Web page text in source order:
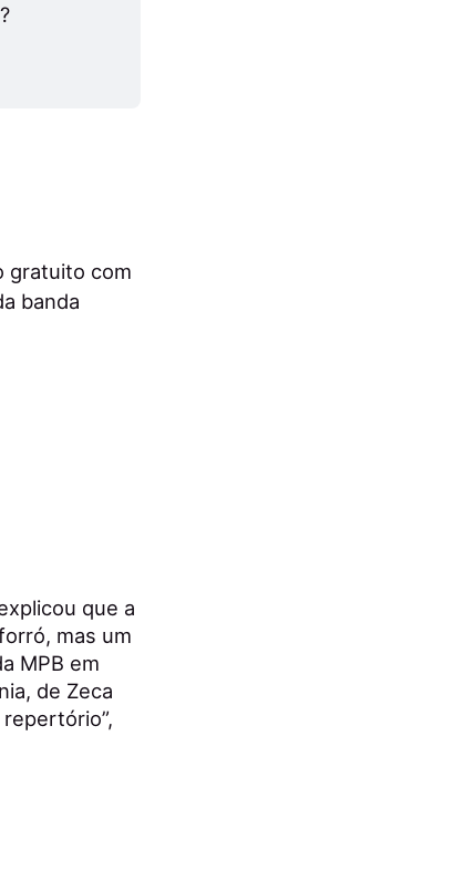
gratuito com
banda
que a
mas um
MPB em
de Zeca